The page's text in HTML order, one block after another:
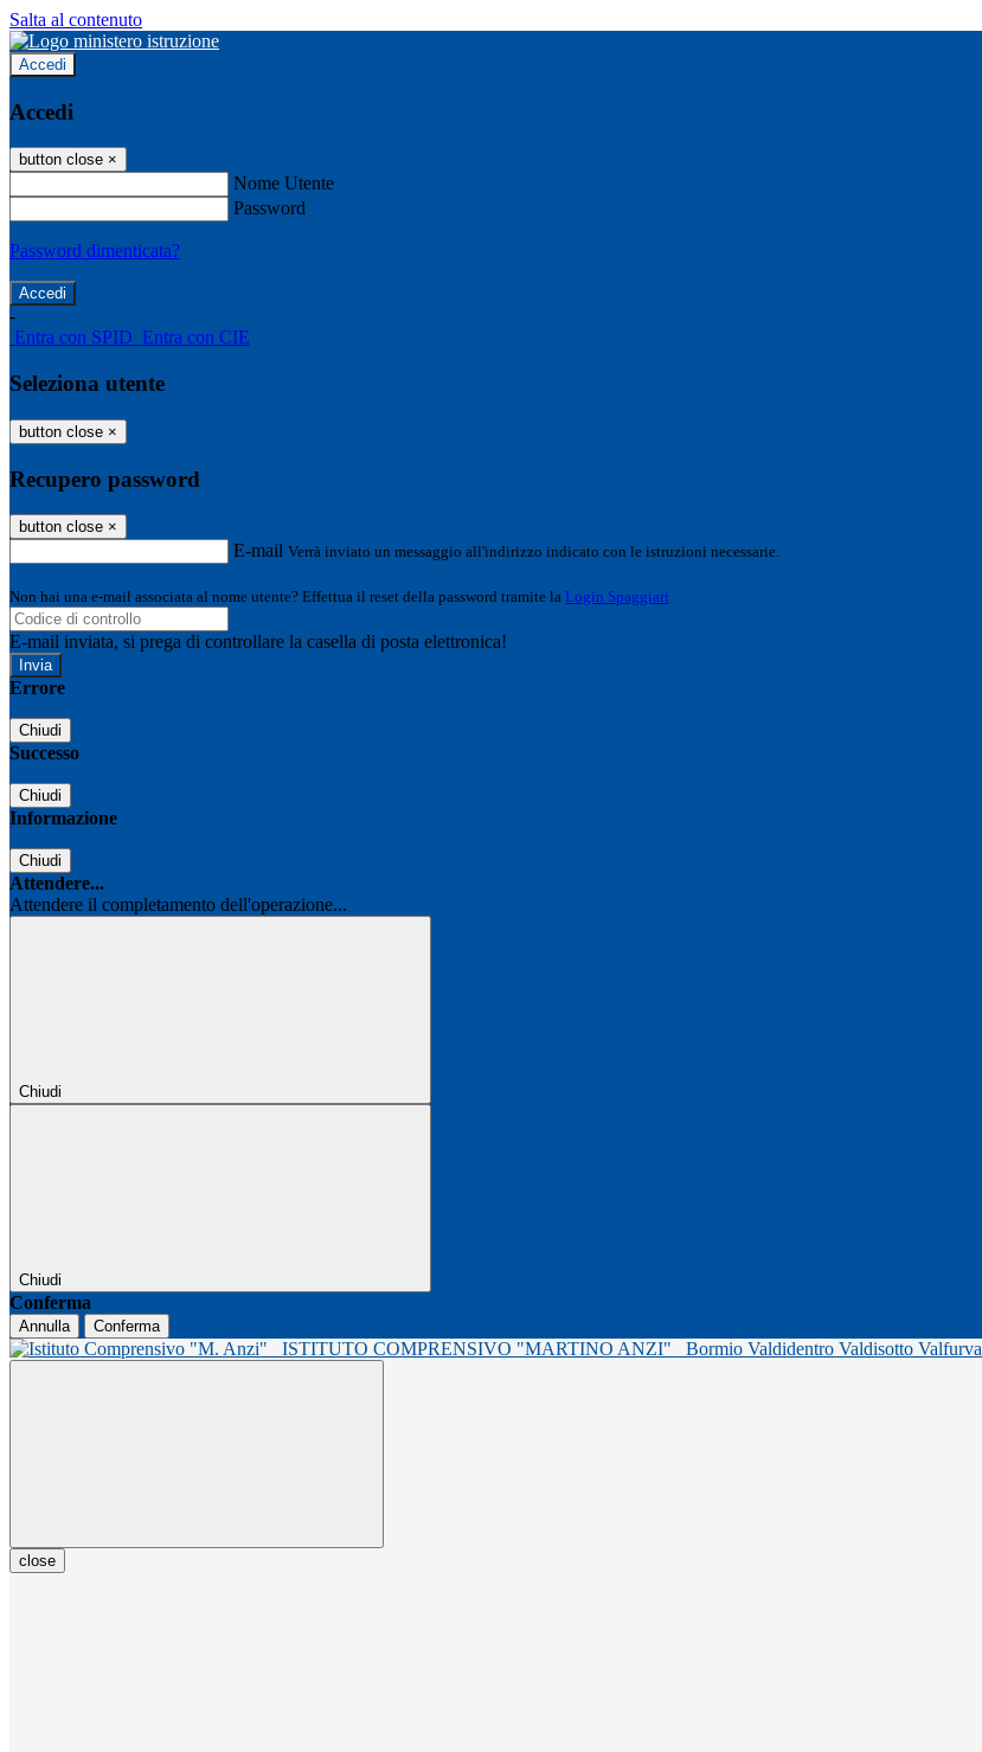
Salta al contenuto
Accedi
Accedi
button close ×
Nome Utente
Password
Password dimenticata?
-
Entra con SPID Entra con CIE
Seleziona utente
button close ×
Recupero password
button close ×
E-mail Verrà inviato un messaggio all'indirizzo indicato con le istruzioni necessarie.
Non hai una e-mail associata al nome utente? Effettua il reset della password tramite la Login Spaggiari
E-mail inviata, si prega di controllare la casella di posta elettronica!
Errore
Chiudi
Successo
Chiudi
Informazione
Chiudi
Attendere...
Attendere il completamento dell'operazione...
Chiudi
Chiudi
Conferma
Annulla Conferma
ISTITUTO COMPRENSIVO "MARTINO ANZI" Bormio Valdidentro Valdisotto Valfurva
close